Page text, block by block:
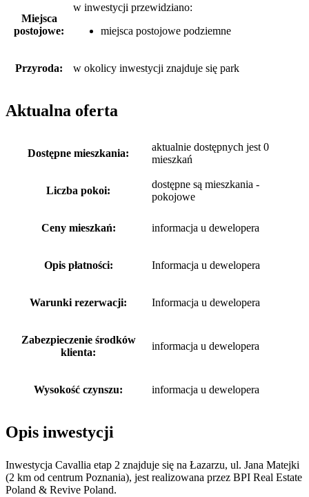
Miejsca
postojowe:
w inwestycji przewidziano:
miejsca postojowe podziemne
Przyroda: w okolicy inwestycji znajduje się park
Aktualna oferta
Dostępne mieszkania:
aktualnie dostępnych jest 0
mieszkań
Liczba pokoi:
dostępne są mieszkania -
pokojowe
Ceny mieszkań: informacja u dewelopera
Opis płatności: Informacja u dewelopera
Warunki rezerwacji: Informacja u dewelopera
Zabezpieczenie środków
klienta:
informacja u dewelopera
Wysokość czynszu: informacja u dewelopera
Opis inwestycji
Inwestycja Cavallia etap 2 znajduje się na Łazarzu, ul. Jana Matejki
(2 km od centrum Poznania), jest realizowana przez BPI Real Estate
Poland & Revive Poland.